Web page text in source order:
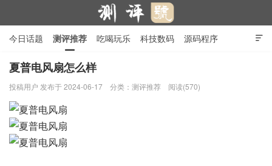

今日话题 测评推荐 吃喝玩乐 科技数码 源码程序
行业产品 在线投稿
夏普电风扇怎么样
投稿用户 发布于 2024-06-17 分类： 测评推荐 阅读(570)